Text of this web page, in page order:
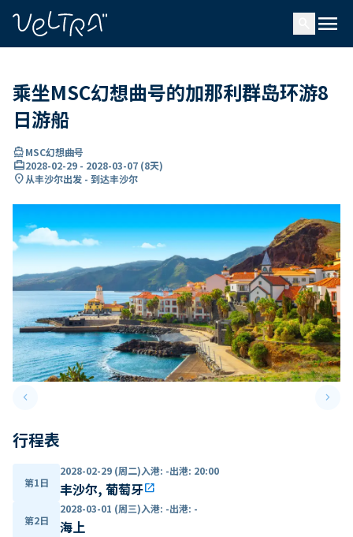
menu
乘坐MSC幻想曲号的加那利群岛环游8
日游船
directions_boatMSC幻想曲号
card_travel2028-02-29 - 2028-03-07 (8天)
location_on从丰沙尔出发 - 到达丰沙尔
keyboard_arrow_leftPrevious slide keyboard_arrow_right
行程表
第1日
2028-02-29 (周二)入港: -出港: 20:00
丰沙尔, 葡萄牙open_in_new
第2日
2028-03-01 (周三)入港: -出港: -
海上